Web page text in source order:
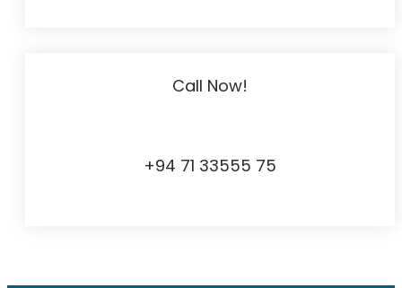
Call Now!
+94 71 33555 75